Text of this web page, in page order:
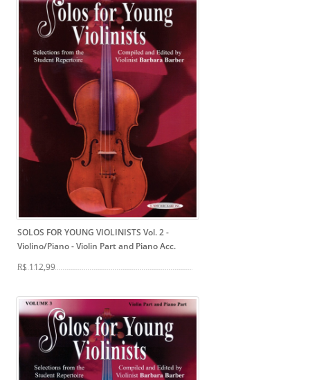
SOLOS FOR YOUNG VIOLINISTS Vol. 2 -
Violino/Piano- Violin Part and Piano Acc.
R$ 112,99